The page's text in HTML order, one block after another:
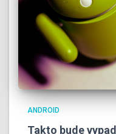
ANDROID
Takto bude